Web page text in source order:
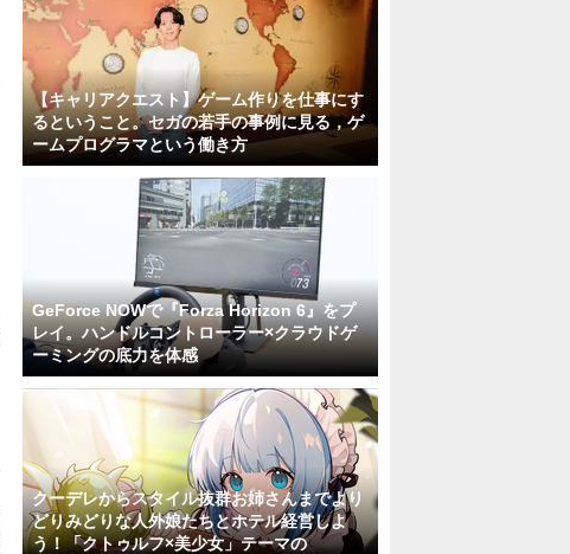
【キャリアクエスト】ゲーム作りを仕事にす
るということ。セガの若手の事例に見る，ゲ
ームプログラマという働き方
GeForce NOWで『Forza Horizon 6』をプ
レイ。ハンドルコントローラー×クラウドゲ
ーミングの底力を体感
クーデレからスタイル抜群お姉さんまでより
どりみどりな人外娘たちとホテル経営しよ
う！「クトゥルフ×美少女」テーマの